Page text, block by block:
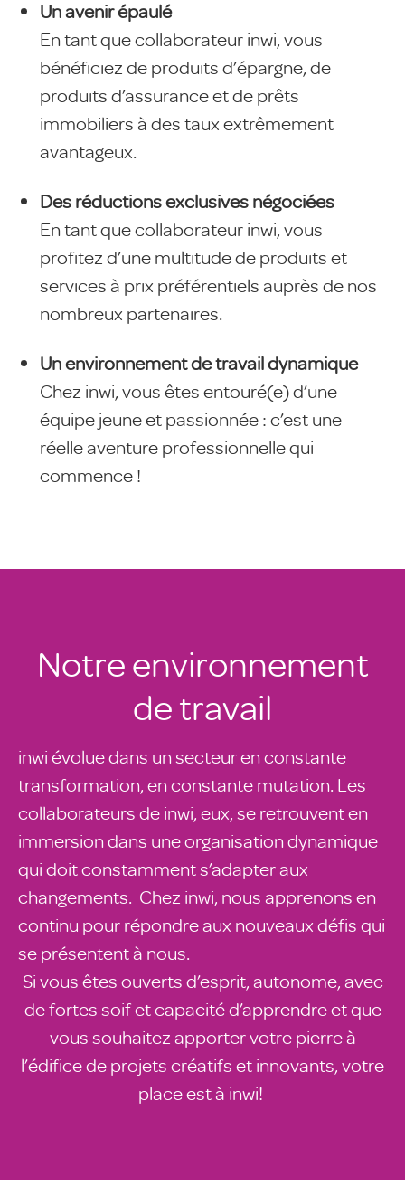
Un avenir épaulé
En tant que collaborateur inwi, vous
bénéficiez de produits d’épargne, de
produits d’assurance et de prêts
immobiliers à des taux extrêmement
avantageux.
Des réductions exclusives négociées
En tant que collaborateur inwi, vous
profitez d’une multitude de produits et
services à prix préférentiels auprès de nos
nombreux partenaires.
Un environnement de travail dynamique
Chez inwi, vous êtes entouré(e) d’une
équipe jeune et passionnée : c’est une
réelle aventure professionnelle qui
commence !
Notre environnement
de travail
inwi évolue dans un secteur en constante
transformation, en constante mutation. Les
collaborateurs de inwi, eux, se retrouvent en
immersion dans une organisation dynamique
qui doit constamment s’adapter aux
changements. Chez inwi, nous apprenons en
continu pour répondre aux nouveaux défis qui
se présentent à nous.
Si vous êtes ouverts d’esprit, autonome, avec
de fortes soif et capacité d’apprendre et que
vous souhaitez apporter votre pierre à
l’édifice de projets créatifs et innovants, votre
place est à inwi!